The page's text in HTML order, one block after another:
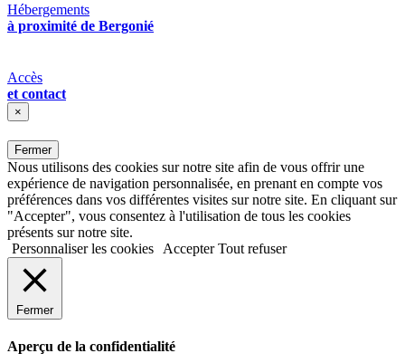
Hébergements
à proximité de Bergonié
Accès
et contact
×
Fermer
Nous utilisons des cookies sur notre site afin de vous offrir une
expérience de navigation personnalisée, en prenant en compte vos
préférences dans vos différentes visites sur notre site. En cliquant sur
"Accepter", vous consentez à l'utilisation de tous les cookies
présents sur notre site.
Personnaliser les cookies
Accepter Tout refuser
Fermer
Aperçu de la confidentialité